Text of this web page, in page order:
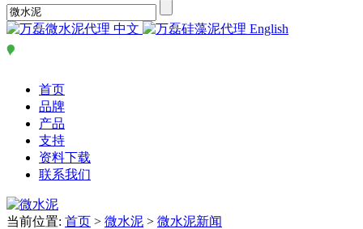
中文 English
首页
品牌
产品
支持
资料下载
联系我们
当前位置: 首页 > 微水泥 > 微水泥新闻